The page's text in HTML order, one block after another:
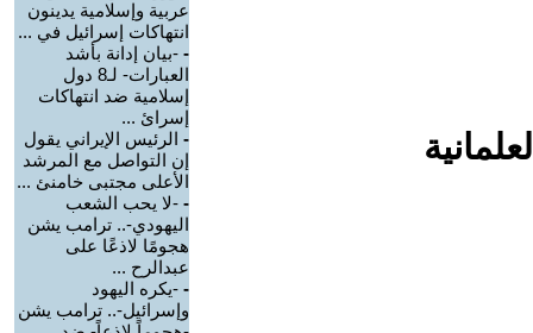
عربية وإسلامية يدينون
انتهاكات إسرائيل في ...
- -بيان إدانة بأشد
العبارات- لـ8 دول
إسلامية ضد انتهاكات
إسرائ ...
- الرئيس الإيراني يقول
إن التواصل مع المرشد
الأعلى مجتبى خامنئ ...
- -لا يحب الشعب
اليهودي-.. ترامب يشن
هجومًا لاذعًا على
عبدالرح ...
- -يكره اليهود
وإسرائيل-.. ترامب يشن